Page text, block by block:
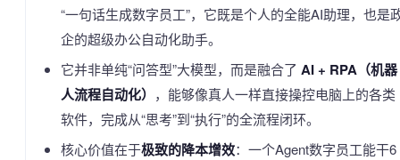
“一句话生成数字员工”，它既是个人的全能AI助理，也是
企的超级办公自动化助手。
它并非单纯“问答型”大模型，而是融合了 AI + RPA（机器
人流程自动化） ，能够像真人一样直接操控电脑上的各类
软件，完成从“思考”到“执行”的全流程闭环。
核心价值在于极致的降本增效：一个Agent数字员工能干6